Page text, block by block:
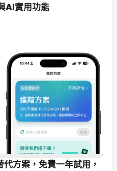
AI實用功能
方案，免費一年試用，